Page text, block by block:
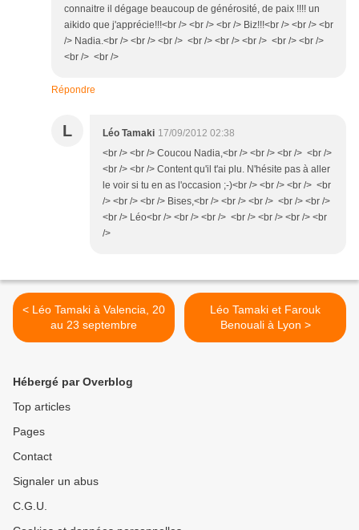
connaitre il dégage beaucoup de générosité, de paix !!!! un
aikido que j'apprécie!!!<br /> <br /> <br /> Biz!!!<br /> <br /> <br
/> Nadia.<br /> <br /> <br /> <br /> <br /> <br /> <br /> <br />
<br /> <br />
Répondre
L Léo Tamaki 17/09/2012 02:38
<br /> <br /> Coucou Nadia,<br /> <br /> <br /> <br />
<br /> <br /> Content qu'il t'ai plu. N'hésite pas à aller
le voir si tu en as l'occasion ;-)<br /> <br /> <br /> <br
/> <br /> <br /> Bises,<br /> <br /> <br /> <br /> <br />
<br /> Léo<br /> <br /> <br /> <br /> <br /> <br /> <br
/>
< Léo Tamaki à Valencia, 20
au 23 septembre
Léo Tamaki et Farouk
Benouali à Lyon >
Hébergé par Overblog
Top articles
Pages
Contact
Signaler un abus
C.G.U.